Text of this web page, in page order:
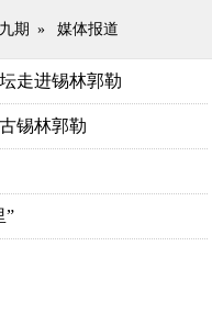
期 » 媒体报道
走进锡林郭勒
锡林郭勒
”